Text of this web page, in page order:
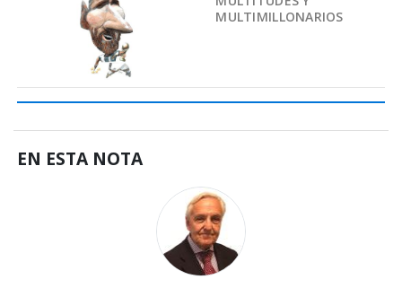
MULTIMILLONARIOS
EN ESTA NOTA